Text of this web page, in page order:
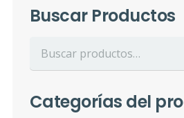
Buscar Productos
Buscar
Categorías del